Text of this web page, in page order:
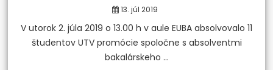
13. júl 2019
V utorok 2. júla 2019 o 13.00 h v aule EUBA absolvovalo 11
študentov UTV promócie spoločne s absolventmi
bakalárskeho ...